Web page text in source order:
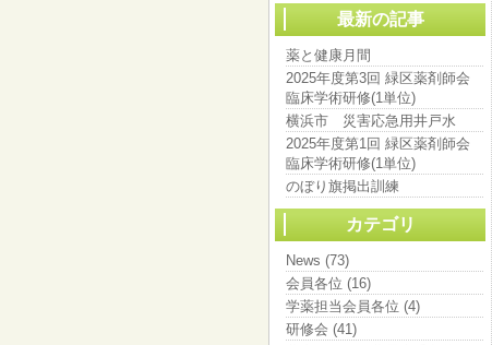
最新の記事
薬と健康月間
2025年度第3回 緑区薬剤師会
臨床学術研修(1単位)
横浜市 災害応急用井戸水
2025年度第1回 緑区薬剤師会
臨床学術研修(1単位)
のぼり旗掲出訓練
カテゴリ
News (73)
会員各位 (16)
学薬担当会員各位 (4)
研修会 (41)